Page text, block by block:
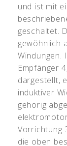
und ist mit
geschaltet.
gewöhnlich
Windungen.
Empfänger
dargestellt,
induktiver
gehörig
Vorrichtung
die oben